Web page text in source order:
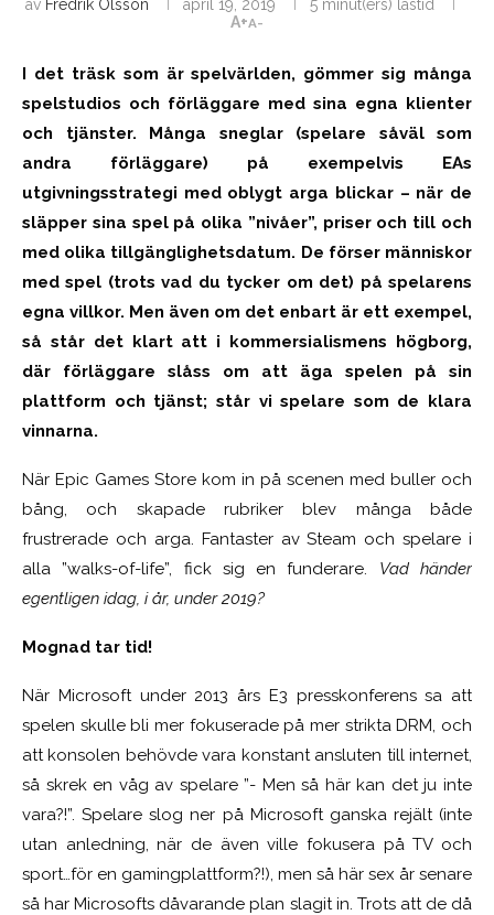
av Fredrik Olsson april 19, 2019
5 minut(ers) lästid
A+A-
I det träsk som är spelvärlden, gömmer sig många
spelstudios och förläggare med sina egna klienter
och tjänster. Många sneglar (spelare såväl som
andra förläggare) på exempelvis EAs
utgivningsstrategi med oblygt arga blickar – när de
släpper sina spel på olika ”nivåer”, priser och till och
med olika tillgänglighetsdatum. De förser människor
med spel (trots vad du tycker om det) på spelarens
egna villkor. Men även om det enbart är ett exempel,
så står det klart att i kommersialismens högborg,
där förläggare slåss om att äga spelen på sin
plattform och tjänst; står vi spelare som de klara
vinnarna.
När Epic Games Store kom in på scenen med buller och
bång, och skapade rubriker blev många både
frustrerade och arga. Fantaster av Steam och spelare i
alla ”walks-of-life”, fick sig en funderare. Vad händer
egentligen idag, i år, under 2019?
Mognad tar tid!
När Microsoft under 2013 års E3 presskonferens sa att
spelen skulle bli mer fokuserade på mer strikta DRM, och
att konsolen behövde vara konstant ansluten till internet,
så skrek en våg av spelare ”- Men så här kan det ju inte
vara?!”. Spelare slog ner på Microsoft ganska rejält (inte
utan anledning, när de även ville fokusera på TV och
sport…för en gamingplattform?!), men så här sex år senare
så har Microsofts dåvarande plan slagit in. Trots att de då